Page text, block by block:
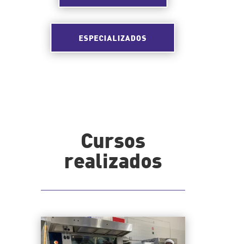
ESPECIALIZADOS
Cursos
realizados